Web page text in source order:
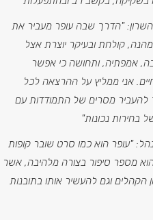
השרון: "הדרך שבה עופר מעביר את
קולחת ובעיקר יוצרת אצל
אמפתיה, ותחושה כי אפשר
אני ממליץ על ההרצאה לכל
מסרים של התמודדות עם
בחירות נכונות"
"עופר הוא כמו סרט שובר קופות
מספר סיפור בצורה מלהיבה, אשר
הקהלים וגם להעשיר אותו בתובנות